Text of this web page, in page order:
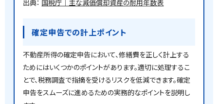
出典： 国税庁｜主な減価償却資産の耐用年数表
確定申告での計上ポイント
不動産所得の確定申告において、修繕費を正しく計上する
ためにはいくつかのポイントがあります。適切に処理するこ
とで、税務調査で指摘を受けるリスクを低減できます。確定
申告をスムーズに進めるための実務的なポイントを説明し